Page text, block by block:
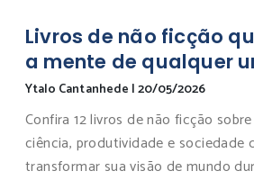
Livros de não ficção
a mente de qualquer
Ytalo Cantanhede |20/05/2026
Confira 12 livros de não ficção
ciência, produtividade e sociedade
transformar sua visão de mundo